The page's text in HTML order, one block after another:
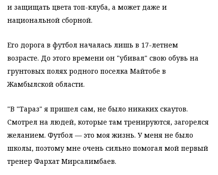
и защищать цвета топ-клуба, а может даже и
национальной сборной.
Его дорога в футбол началась лишь в 17-летнем
возрасте. До этого времени он "убивал" свою обувь на
грунтовых полях родного поселка Майтобе в
Жамбылской области.
"В "Тараз" я пришел сам, не было никаких скаутов.
Смотрел на людей, которые там тренируются, загорелся
желанием. Футбол — это моя жизнь. У меня не было
школы, поэтому мне очень сильно помогал мой первый
тренер Фархат Мирсалимбаев.